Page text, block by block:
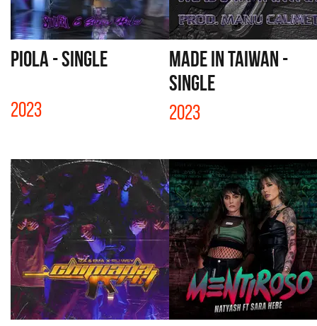
PIOLA - SINGLE
2023
MADE IN TAIWAN -
SINGLE
2023